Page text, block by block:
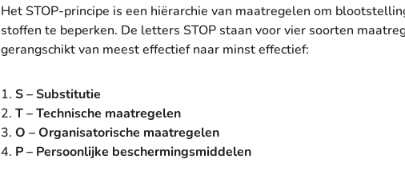
Het STOP-principe is een hiërarchie van maatregelen om
stoffen te beperken. De letters STOP staan voor vier soorten
gerangschikt van meest effectief naar minst effectief:
S – Substitutie
T – Technische maatregelen
O – Organisatorische maatregelen
P – Persoonlijke beschermingsmiddelen